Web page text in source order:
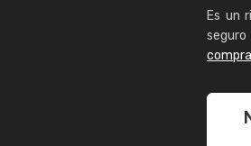
Es un